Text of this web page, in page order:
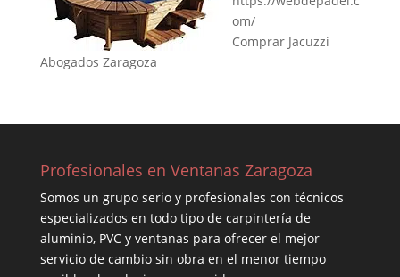
om/
Comprar Jacuzzi
Abogados Zaragoza
Profesionales en Ventanas Zaragoza
Somos un grupo serio y profesionales con técnicos
especializados en todo tipo de carpintería de
aluminio, PVC y ventanas para ofrecer el mejor
servicio de cambio sin obra en el menor tiempo